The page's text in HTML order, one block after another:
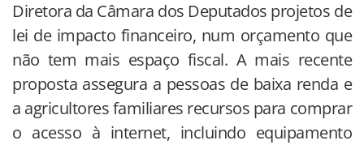
Diretora da Câmara dos Deputados projetos de
lei de impacto financeiro, num orçamento que
não tem mais espaço fiscal. A mais recente
proposta assegura a pessoas de baixa renda e
a agricultores familiares recursos para comprar
o acesso à internet, incluindo equipamento